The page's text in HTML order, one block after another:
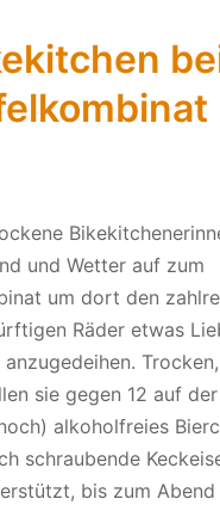
und Wetter auf zum
um dort den
Räder etwas
anzugedeihen.
sie gegen 12 auf
alkoholfreies
schraubende
bis zum